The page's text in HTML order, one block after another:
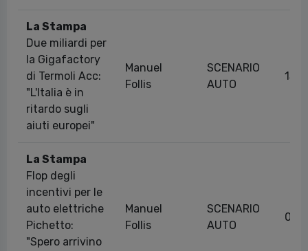
La Stampa
Due miliardi per
la Gigafactory
di Termoli Acc:
"L'Italia è in
ritardo sugli
aiuti europei"
Manuel
Follis
SCENARIO
AUTO
13/
La Stampa
Flop degli
incentivi per le
auto elettriche
Pichetto:
"Spero arrivino
Manuel
Follis
SCENARIO
AUTO
04/